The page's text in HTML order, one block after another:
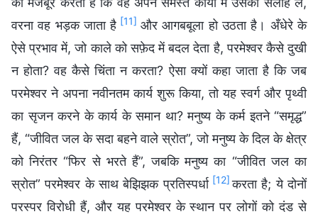
वरना वह भड़क जाता है [11]और आगबबूला हो उठता है। अँधेरे के
ऐसे प्रभाव में, जो काले को सफ़ेद में बदल देता है, परमेश्वर कैसे दुखी
न होता? वह कैसे चिंता न करता? ऐसा क्यों कहा जाता है कि जब
परमेश्वर ने अपना नवीनतम कार्य शुरू किया, तो यह स्वर्ग और पृथ्वी
का सृजन करने के कार्य के समान था? मनुष्य के कर्म इतने “समृद्ध”
हैं, “जीवित जल के सदा बहने वाले स्रोत”, जो मनुष्य के दिल के क्षेत्र
को निरंतर “फिर से भरते हैं”, जबकि मनुष्य का “जीवित जल का
स्रोत” परमेश्वर के साथ बेझिझक प्रतिस्पर्धा [12]करता है; ये दोनों
परस्पर विरोधी हैं, और यह परमेश्वर के स्थान पर लोगों को दंड से